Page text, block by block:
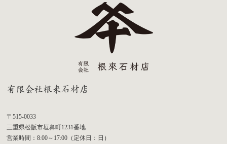
有限会社根来石材店
〒515-0033
三重県松阪市垣鼻町1231番地
営業時間：8:00～17:00（定休日：日）